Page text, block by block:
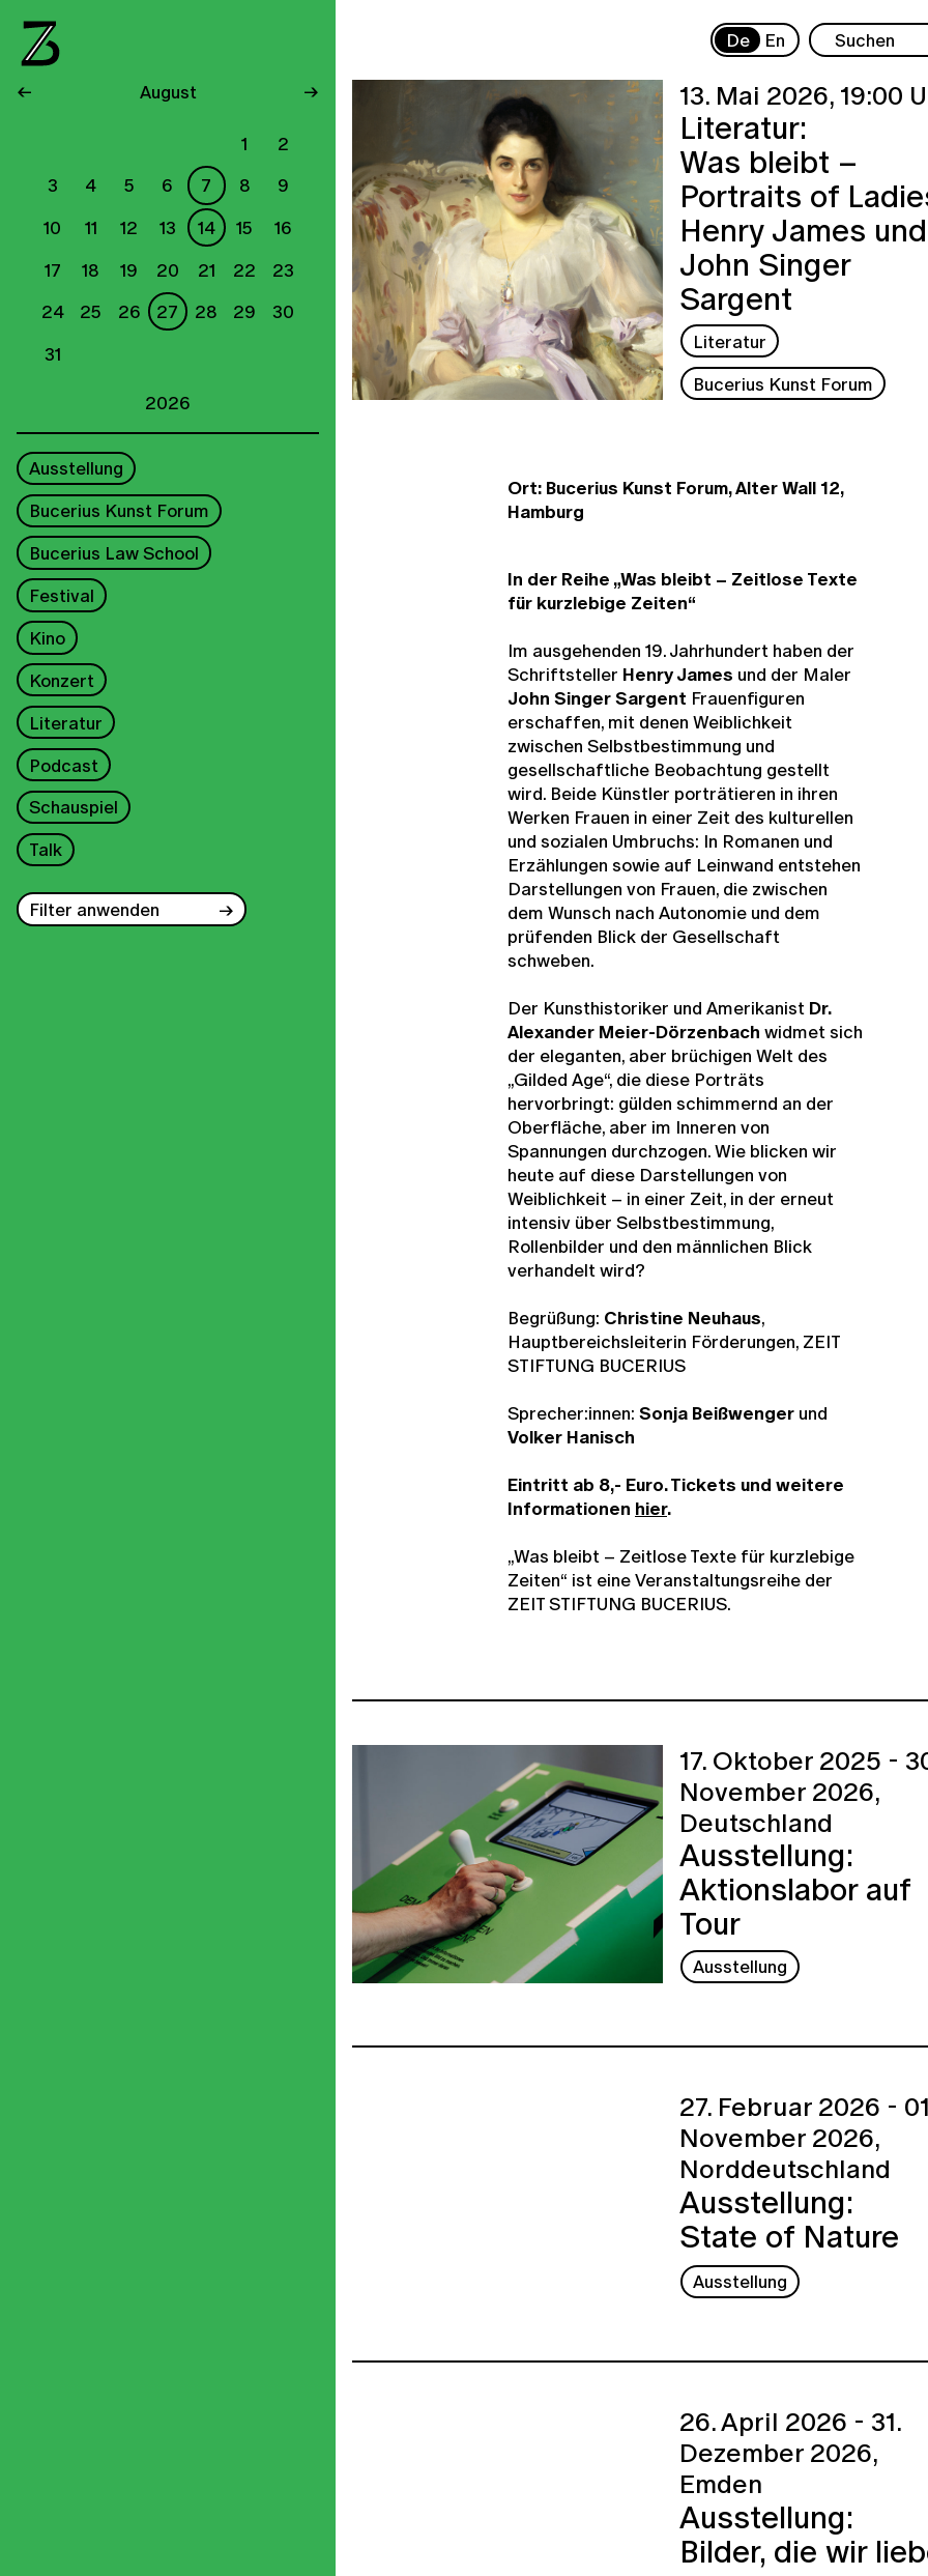
De
En
←
August →
1
2
3
4 5 6 7 8
9
10
11 12 13 14 15
16
17
18 19 20 21 22
23
24
25 26 27 28 29
30
31
2026
Ausstellung
Bucerius Kunst Forum
Bucerius Law School
Festival
Kino
Konzert
Literatur
Podcast
Schauspiel
Talk
Filter anwenden
13. Mai 2026,19:00
Literatur:
Was bleibt –
Portraits of
Henry James und
John Singer
Sargent
Literatur
Bucerius Kunst Forum
Ort: Bucerius Kunst Forum, Alter Wall 12,
Hamburg
In der Reihe „Was bleibt – Zeitlose Texte
für kurzlebige Zeiten“
Im ausgehenden 19. Jahrhundert haben der
Schriftsteller Henry James und der Maler
John Singer Sargent Frauenfiguren
erschaffen, mit denen Weiblichkeit
zwischen Selbstbestimmung und
gesellschaftliche Beobachtung gestellt
wird. Beide Künstler porträtieren in ihren
Werken Frauen in einer Zeit des kulturellen
und sozialen Umbruchs: In Romanen und
Erzählungen sowie auf Leinwand entstehen
Darstellungen von Frauen, die zwischen
dem Wunsch nach Autonomie und dem
prüfenden Blick der Gesellschaft
schweben.
Der Kunsthistoriker und Amerikanist Dr.
Alexander Meier-Dörzenbach widmet sich
der eleganten, aber brüchigen Welt des
„Gilded Age“, die diese Porträts
hervorbringt: gülden schimmernd an der
Oberfläche, aber im Inneren von
Spannungen durchzogen. Wie blicken wir
heute auf diese Darstellungen von
Weiblichkeit – in einer Zeit, in der erneut
intensiv über Selbstbestimmung,
Rollenbilder und den männlichen Blick
verhandelt wird?
Begrüßung: Christine Neuhaus,
Hauptbereichsleiterin Förderungen, ZEIT
STIFTUNG BUCERIUS
Sprecher:innen: Sonja Beißwenger und
Volker Hanisch
Eintritt ab 8,- Euro. Tickets und weitere
Informationen hier.
„Was bleibt – Zeitlose Texte für kurzlebige
Zeiten“ ist eine Veranstaltungsreihe der
ZEIT STIFTUNG BUCERIUS.
17. Oktober 2025 -
November 2026,
Deutschland
Ausstellung:
Aktionslabor auf
Tour
Ausstellung
27. Februar 2026 -
November 2026,
Norddeutschland
Ausstellung:
State of Nature
Ausstellung
26. April 2026 - 31.
Dezember 2026,
Emden
Ausstellung:
Bilder, die wir